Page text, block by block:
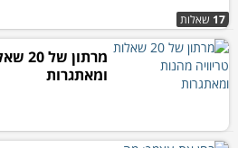
17 שאלות
ומאתגרות